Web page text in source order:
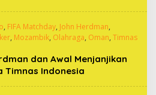
, FIFA Matchday, John Herdman,
, Mozambik, Olahraga, Oman, Timnas
dan Awal Menjanjikan
Timnas Indonesia